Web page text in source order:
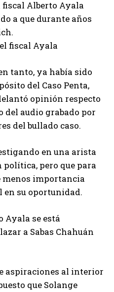
fiscal Alberto Ayala
a que durante años
fiscal Ayala
tanto, ya había sido
del Caso Penta,
opinión respecto
del audio grabado por
del bullado caso.
en una arista
política, pero que para
menos importancia
en su oportunidad.
Ayala se está
a Sabas Chahuán
aspiraciones al interior
que Solange